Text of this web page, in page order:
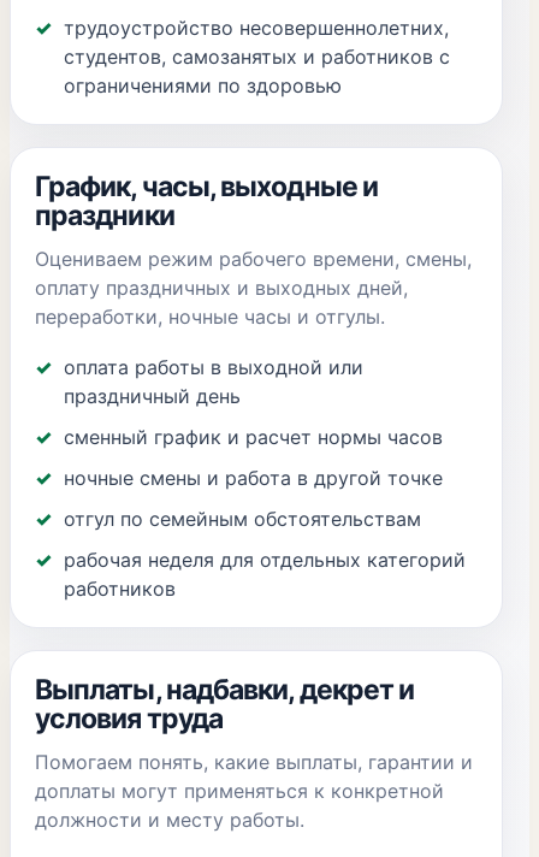
трудоустройство несовершеннолетних,
студентов, самозанятых и работников с
ограничениями по здоровью
График, часы, выходные и
праздники
Оцениваем режим рабочего времени, смены,
оплату праздничных и выходных дней,
переработки, ночные часы и отгулы.
оплата работы в выходной или
праздничный день
сменный график и расчет нормы часов
ночные смены и работа в другой точке
отгул по семейным обстоятельствам
рабочая неделя для отдельных категорий
работников
Выплаты, надбавки, декрет и
условия труда
Помогаем понять, какие выплаты, гарантии и
доплаты могут применяться к конкретной
должности и месту работы.